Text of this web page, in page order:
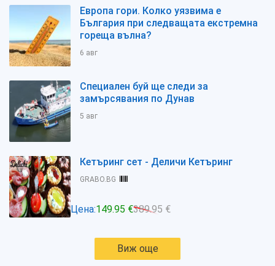
Европа гори. Колко уязвима е
България при следващата екстремна
гореща вълна?
6 авг
Специален буй ще следи за
замърсявания по Дунав
5 авг
Кетъринг сет - Деличи Кетъринг
GRABO.BG
Цена:149.95 €389.95 €
Виж още